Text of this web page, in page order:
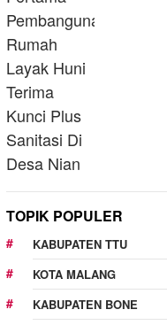
TOPIK POPULER
KABUPATEN TTU
KOTA MALANG
KABUPATEN BONE